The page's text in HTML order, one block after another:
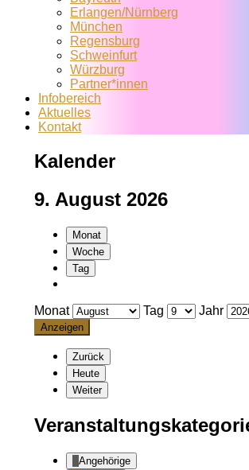
Erlangen/Nürnberg
München
Regensburg
Schweinfurt
Würzburg
Partner*innen
Infobereich
Aktuelles
Kontakt
Kalender
9. August 2026
Monat
Woche
Tag
Monat Tag Jahr
Zurück
Heute
Weiter
Angehörige